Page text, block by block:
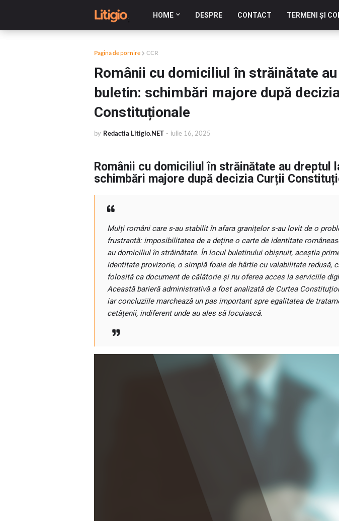
HOME DESPRE CONTACT TERMENI ȘI
Pagina de pornire CCR
Românii cu domiciliul în străinătate
buletin: schimbări majore după
Constituționale
by Redactia Litigio.NET - iulie 16, 2025
Românii cu domiciliul în străinătate au dreptul
schimbări majore după decizia Curții
Mulți români care s-au stabilit în afara granițelor s-au lovit de o
frustrantă: imposibilitatea de a deține o carte de identitate
au domiciliul în străinătate. În locul buletinului obișnuit, aceștia
identitate provizorie, o simplă foaie de hârtie cu valabilitate redusă,
folosită ca document de călătorie și nu oferea acces la serviciile
Această barieră administrativă a fost analizată de Curtea
iar concluziile marchează un pas important spre egalitatea de
cetățenii, indiferent unde au ales să locuiască.